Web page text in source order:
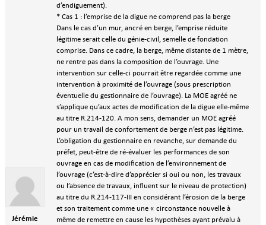
Jérémie
d’endiguement).
* Cas 1 : l’emprise de la digue ne comprend pas la berge
Dans le cas d’un mur, ancré en berge, l’emprise réduite
légitime serait celle du génie-civil, semelle de fondation
comprise. Dans ce cadre, la berge, même distante de 1 mètre,
ne rentre pas dans la composition de l’ouvrage. Une
intervention sur celle-ci pourrait être regardée comme une
intervention à proximité de l’ouvrage (sous prescription
éventuelle du gestionnaire de l’ouvrage). La MOE agréé ne
s’applique qu’aux actes de modification de la digue elle-même
au titre R.214-120. A mon sens, demander un MOE agréé
pour un travail de confortement de berge n’est pas légitime.
L’obligation du gestionnaire en revanche, sur demande du
préfet, peut-être de ré-évaluer les performances de son
ouvrage en cas de modification de l’environnement de
l’ouvrage (c’est-à-dire d’apprécier si oui ou non, les travaux
ou l’absence de travaux, influent sur le niveau de protection)
au titre du R.214-117-III en considérant l’érosion de la berge
et son traitement comme une « circonstance nouvelle à
même de remettre en cause les hypothèses ayant prévalu à